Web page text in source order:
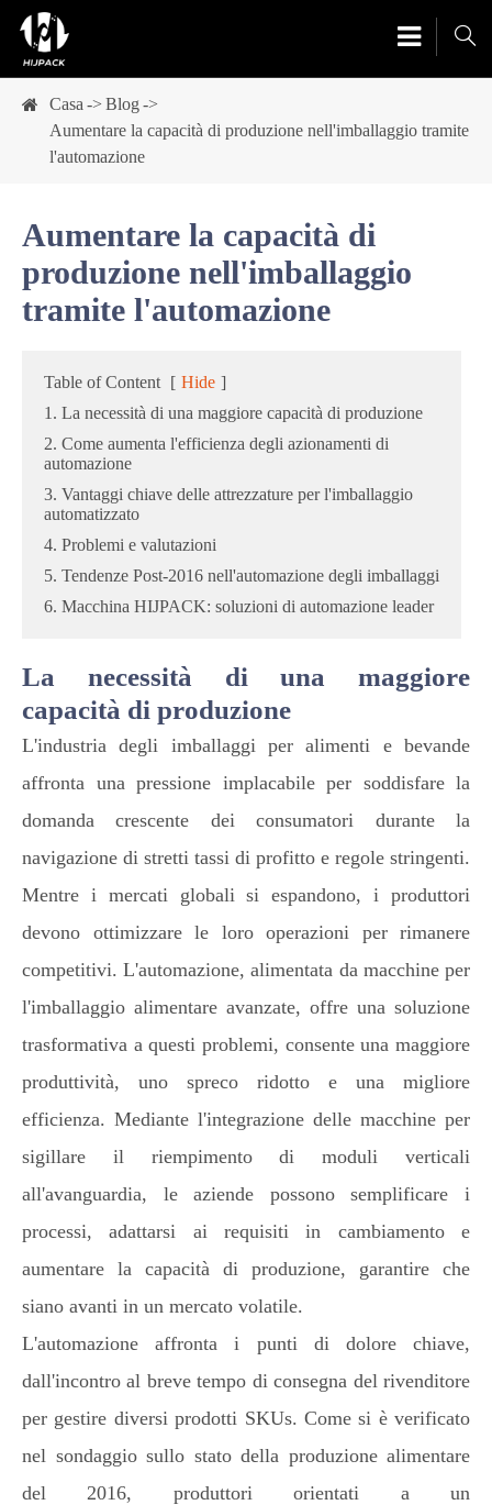

Casa
Blog
Aumentare la capacità di produzione nell'imballaggio tramite
l'automazione
Aumentare la capacità di
produzione nell'imballaggio
tramite l'automazione
Table of Content [ Hide ]
1. La necessità di una maggiore capacità di produzione
2. Come aumenta l'efficienza degli azionamenti di
automazione
3. Vantaggi chiave delle attrezzature per l'imballaggio
automatizzato
4. Problemi e valutazioni
5. Tendenze Post-2016 nell'automazione degli imballaggi
6. Macchina HIJPACK: soluzioni di automazione leader
La necessità di una maggiore
capacità di produzione
L'industria degli imballaggi per alimenti e bevande
affronta una pressione implacabile per soddisfare la
domanda crescente dei consumatori durante la
navigazione di stretti tassi di profitto e regole stringenti.
Mentre i mercati globali si espandono, i produttori
devono ottimizzare le loro operazioni per rimanere
competitivi. L'automazione, alimentata da macchine per
l'imballaggio alimentare avanzate, offre una soluzione
trasformativa a questi problemi, consente una maggiore
produttività, uno spreco ridotto e una migliore
efficienza. Mediante l'integrazione delle macchine per
sigillare il riempimento di moduli verticali
all'avanguardia, le aziende possono semplificare i
processi, adattarsi ai requisiti in cambiamento e
aumentare la capacità di produzione, garantire che
siano avanti in un mercato volatile.
L'automazione affronta i punti di dolore chiave,
dall'incontro al breve tempo di consegna del rivenditore
per gestire diversi prodotti SKUs. Come si è verificato
nel sondaggio sullo stato della produzione alimentare
del 2016, produttori orientati a un